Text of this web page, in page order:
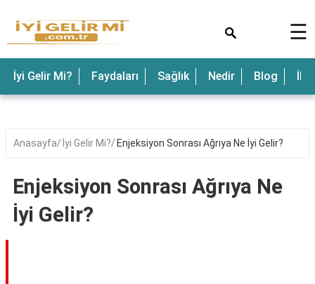
☰
İyi Gelir Mi? Faydaları Sağlık Nedir Blog
Anasayfa İyi Gelir Mi? Enjeksiyon Sonrası Ağrıya Ne İyi Gelir?
Enjeksiyon Sonrası Ağrıya Ne
İyi Gelir?